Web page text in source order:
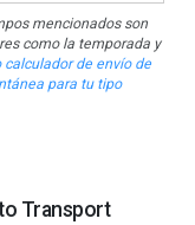
mencionados son
como la temporada y
calculador de envío de
para tu tipo
Transport